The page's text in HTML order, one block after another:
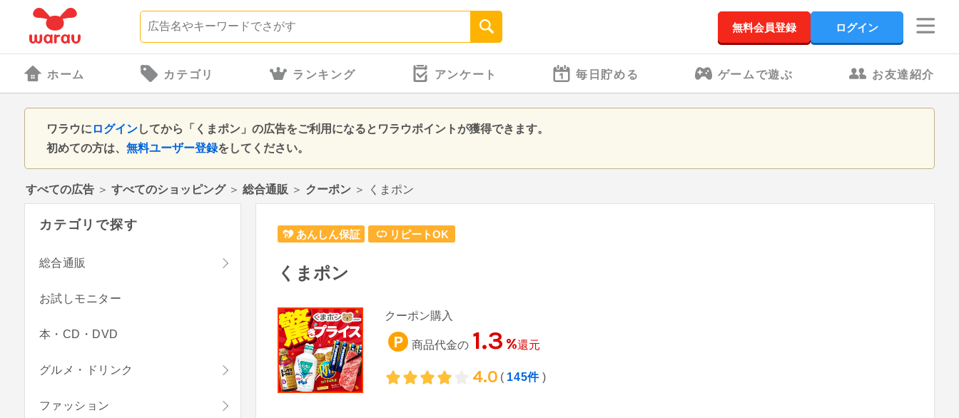
無料会員登録 ログイン
ホーム カテゴリ ランキング アンケート 毎日貯める ゲームで遊ぶ お友達紹介
ワラウに ログインしてから「くまポン」の広告をご利用になるとワラウポイントが獲得できます。
初めての方は、 無料ユーザー登録をしてください。
すべての広告 ＞ すべてのショッピング＞ 総合通販 ＞ クーポン ＞ くまポン
あんしん保証 リピートOK
くまポン
クーポン購入
商品代金の 1.3 %還元
4.0 ( 145件 )
カテゴリで探す
総合通販
お試しモニター
本・CD・DVD
グルメ・ドリンク
ファッション